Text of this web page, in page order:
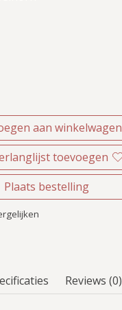
aan winkelwagen
toevoegen
Plaats bestelling
Reviews (0)